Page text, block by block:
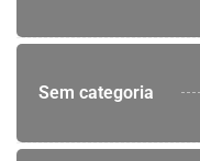
Sem categoria